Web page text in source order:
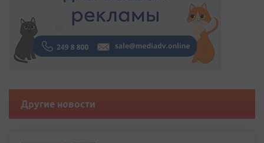
Другие новости